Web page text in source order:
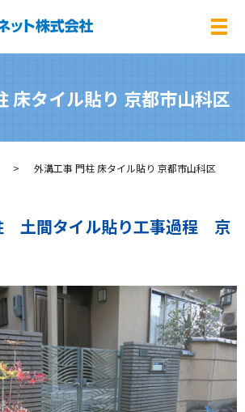
メ
床タイル貼り 京都市山科区
外溝工事 門柱 床タイル貼り 京都市山科区
土間タイル貼り工事過程 京